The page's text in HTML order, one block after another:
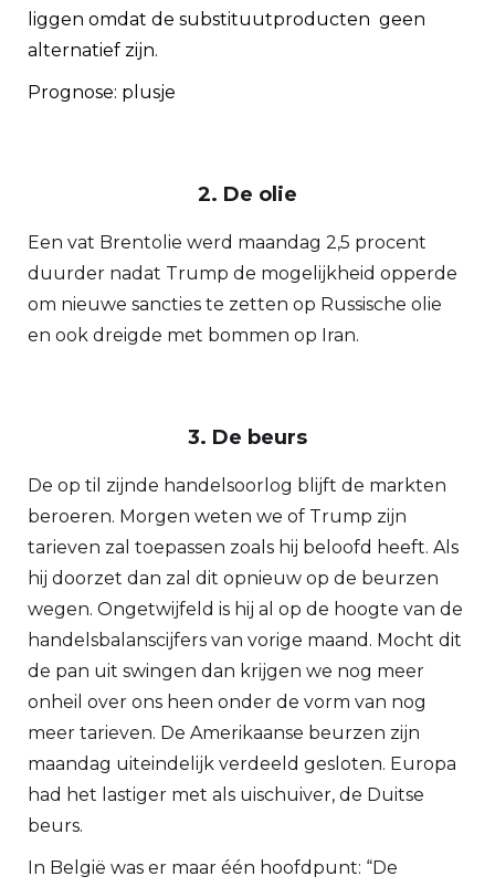
liggen omdat de substituutproducten geen
alternatief zijn.
Prognose: plusje
2. De olie
Een vat Brentolie werd maandag 2,5 procent
duurder nadat Trump de mogelijkheid opperde
om nieuwe sancties te zetten op Russische olie
en ook dreigde met bommen op Iran.
3. De beurs
De op til zijnde handelsoorlog blijft de markten
beroeren. Morgen weten we of Trump zijn
tarieven zal toepassen zoals hij beloofd heeft. Als
hij doorzet dan zal dit opnieuw op de beurzen
wegen. Ongetwijfeld is hij al op de hoogte van de
handelsbalanscijfers van vorige maand. Mocht dit
de pan uit swingen dan krijgen we nog meer
onheil over ons heen onder de vorm van nog
meer tarieven. De Amerikaanse beurzen zijn
maandag uiteindelijk verdeeld gesloten. Europa
had het lastiger met als uischuiver, de Duitse
beurs.
In België was er maar één hoofdpunt: “De